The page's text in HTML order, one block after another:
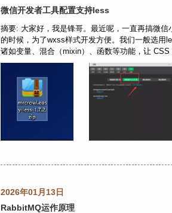
微信开发者工具配置支持less
摘要: 大家好，我是锋哥。最近呢，一直再搞微
的时候，为了wxss样式开发方便。我们一般选用
诸如变量、混合（mixin）、函数等功能，让
2026年01月13日
RabbitMQ运作原理